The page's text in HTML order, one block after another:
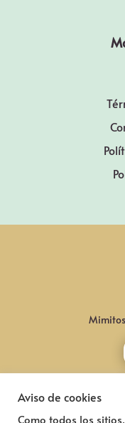
Aviso de cookies
Como todos los